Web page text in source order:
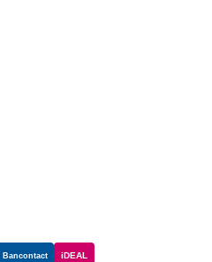
Bancontact iDEAL